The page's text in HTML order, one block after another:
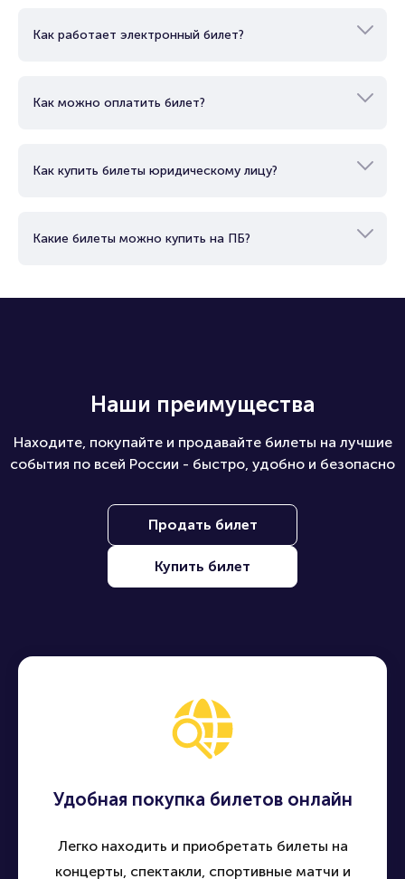
Как работает электронный билет?
Как можно оплатить билет?
Как купить билеты юридическому лицу?
Какие билеты можно купить на ПБ?
Наши преимущества
Находите, покупайте и продавайте билеты на лучшие
события по всей России - быстро, удобно и безопасно
Продать билет
Купить билет
Удобная покупка билетов онлайн
Легко находить и приобретать билеты на
концерты, спектакли, спортивные матчи и